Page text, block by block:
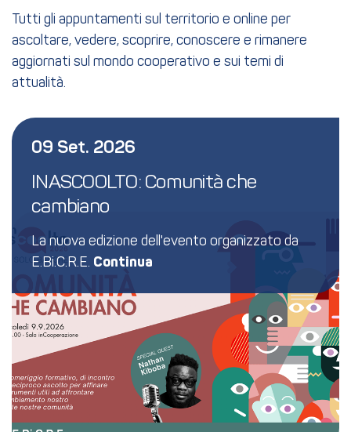
Tutti gli appuntamenti sul territorio e online per
ascoltare, vedere, scoprire, conoscere e rimanere
aggiornati sul mondo cooperativo e sui temi di
attualità.
09 Set. 2026
INASCOOLTO: Comunità che
cambiano
La nuova edizione dell'evento organizzato da
E.Bi.C.R.E.